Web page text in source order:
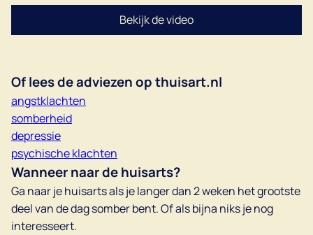
Bekijk de video
Of lees de adviezen op thuisart.nl
angstklachten
somberheid
depressie
psychische klachten
Wanneer naar de huisarts?
Ga naar je huisarts als je langer dan 2 weken het grootste
deel van de dag somber bent. Of als bijna niks je nog
interesseert.